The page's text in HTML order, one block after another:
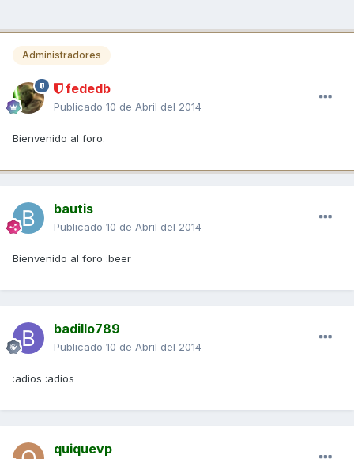
Administradores
fededb
Publicado 10 de Abril del 2014
Bienvenido al foro.
bautis
Publicado 10 de Abril del 2014
Bienvenido al foro :beer
badillo789
Publicado 10 de Abril del 2014
:adios :adios
quiquevp